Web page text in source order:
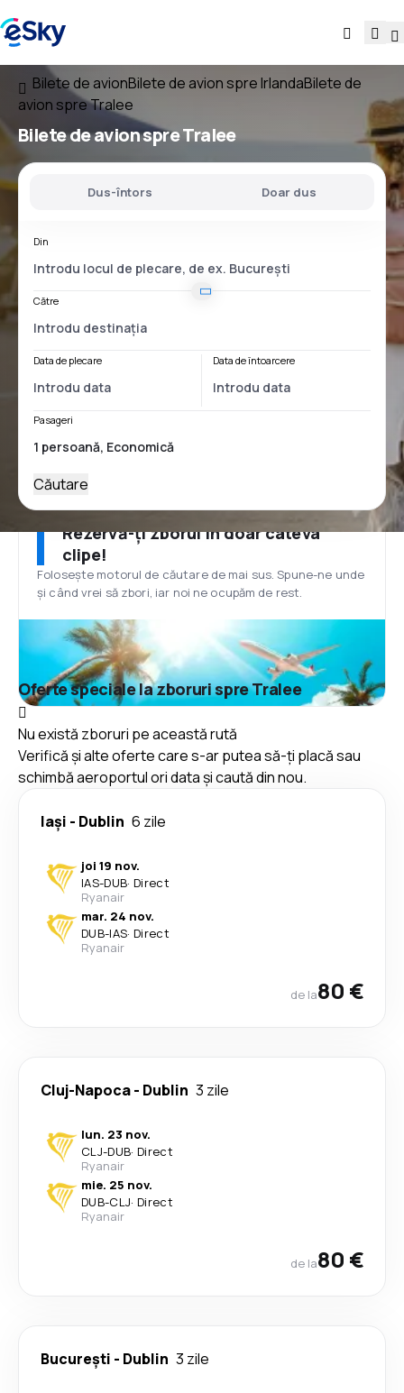
Bilete de avionBilete de avion spre IrlandaBilete de
avion spre Tralee
Bilete de avion spre Tralee
Dus-întors Doar dus
Din
Către
Data de plecare Data de întoarcere
Pasageri
Căutare
Rezervă-ți zborul în doar câteva
clipe!
Folosește motorul de căutare de mai sus. Spune-ne unde
și când vrei să zbori, iar noi ne ocupăm de rest.
Oferte speciale la zboruri spre Tralee
Nu există zboruri pe această rută
Verifică și alte oferte care s-ar putea să-ți placă sau
schimbă aeroportul ori data și caută din nou.
Iași - Dublin 6 zile
joi 19 nov.
IAS-DUB· Direct
Ryanair
mar. 24 nov.
DUB-IAS· Direct
Ryanair
de la80 €
Cluj-Napoca- Dublin 3 zile
lun. 23 nov.
CLJ-DUB· Direct
Ryanair
mie. 25 nov.
DUB-CLJ· Direct
Ryanair
de la80 €
București - Dublin 3 zile